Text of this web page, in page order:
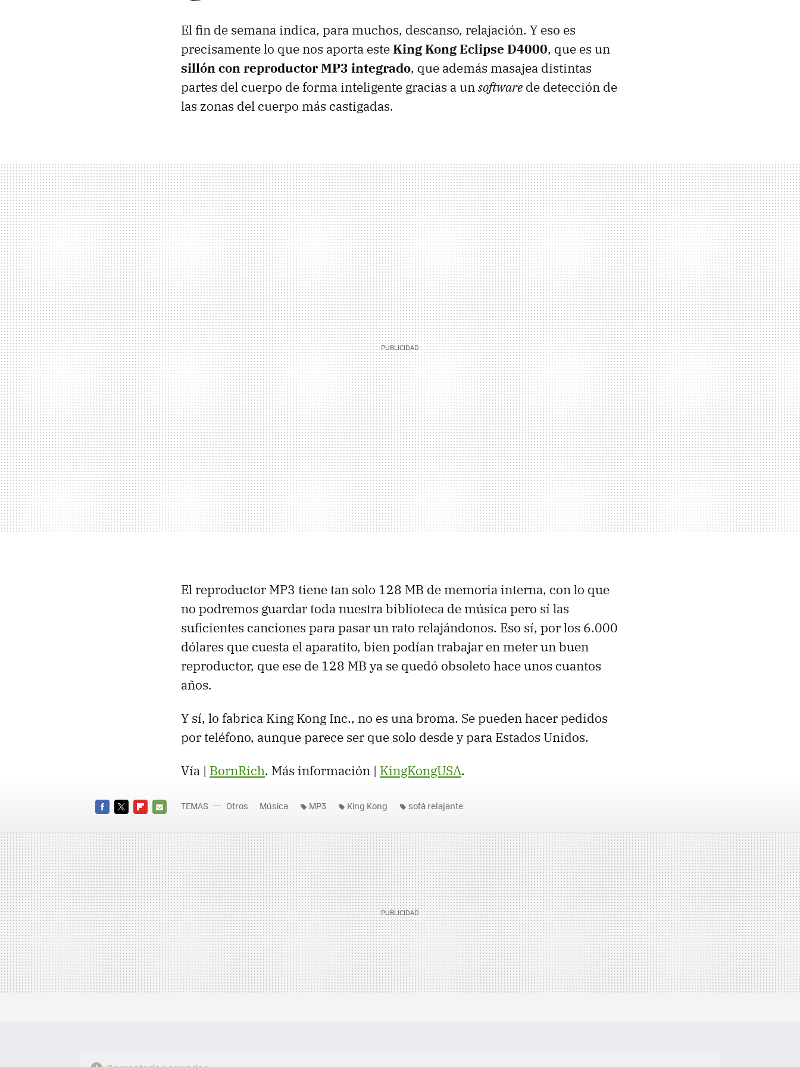
El fin de semana indica, para muchos, descanso, relajación. Y eso es
precisamente lo que nos aporta esteKing Kong Eclipse D4000, que es un
sillón con reproductor MP3 integrado, que además masajea distintas
partes del cuerpo de forma inteligente gracias a unsoftware de detección de
las zonas del cuerpo más castigadas.
El reproductor MP3 tiene tan solo 128 MB de memoria interna, con lo que
no podremos guardar toda nuestra biblioteca de música pero sí las
suficientes canciones para pasar un rato relajándonos. Eso sí, por los 6.000
dólares que cuesta el aparatito, bien podían trabajar en meter un buen
reproductor, que ese de 128 MB ya se quedó obsoleto hace unos cuantos
años.
Y sí, lo fabrica King Kong Inc., no es una broma. Se pueden hacer pedidos
por teléfono, aunque parece ser que solo desde y para Estados Unidos.
Vía | BornRich. Más información | KingKongUSA.
MAIL
TEMAS Otros Música MP3 King Kong sofá relajante